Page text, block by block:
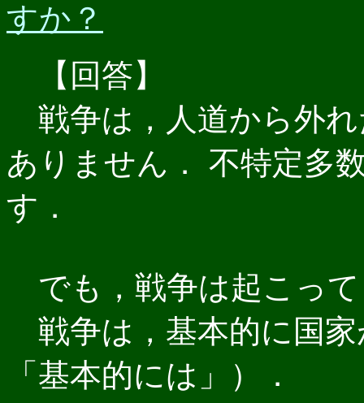
すか？
【回答】
戦争は，人道から外
ありません． 不特定多
す．
でも，戦争は起こっ
戦争は，基本的に国
「基本的には」）．